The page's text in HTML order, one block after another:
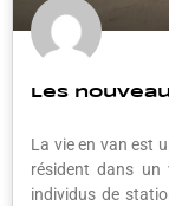
Les
La vie en van est
résident dans un
individus de